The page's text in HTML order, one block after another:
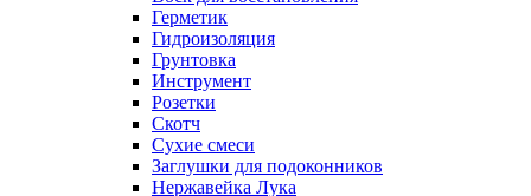
Герметик
Гидроизоляция
Грунтовка
Инструмент
Розетки
Скотч
Сухие смеси
Заглушки для подоконников
Нержавейка Лука